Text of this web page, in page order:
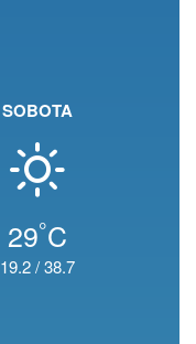
SOBOTA
29°C
19.2/38.7